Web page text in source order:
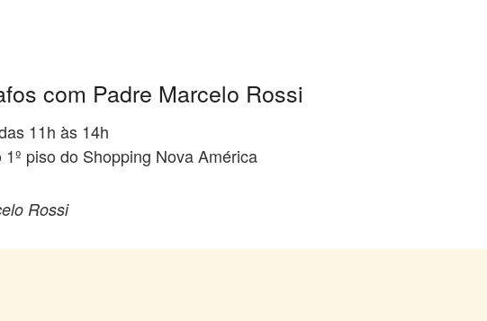
com Padre Marcelo Rossi
11h às 14h
piso do Shopping Nova América
Rossi